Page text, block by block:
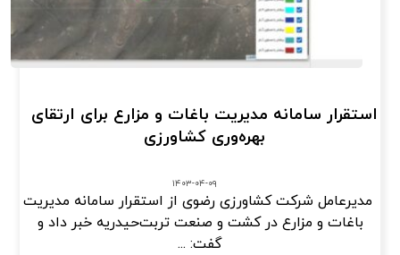
استقرار سامانه مدیریت باغات و مزارع برای ارتقای
بهره‌وری کشاورزی
۱۴۰۳-۰۴-۰۹
مدیرعامل شرکت کشاورزی رضوی از استقرار سامانه مدیریت
باغات و مزارع در کشت و صنعت تربت‌حیدریه خبر داد و
گفت: ...